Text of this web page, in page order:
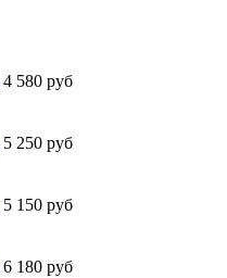
4 580 руб
5 250 руб
5 150 руб
6 180 руб